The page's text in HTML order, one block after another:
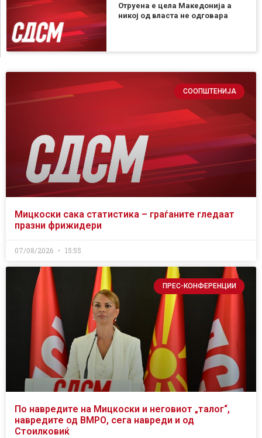
Отруена е цела Македонија а
никој од власта не одговара
СООПШТЕНИЈА
Мицкоски сака статистика – граѓаните гледаат
празни фрижидери
07/08/2026 15:55
ПРЕС-КОНФЕРЕНЦИИ
По навредите на Мицкоски и неговиот „талог“,
навредите од ВМРО, сега навреди и од
Стоилковиќ